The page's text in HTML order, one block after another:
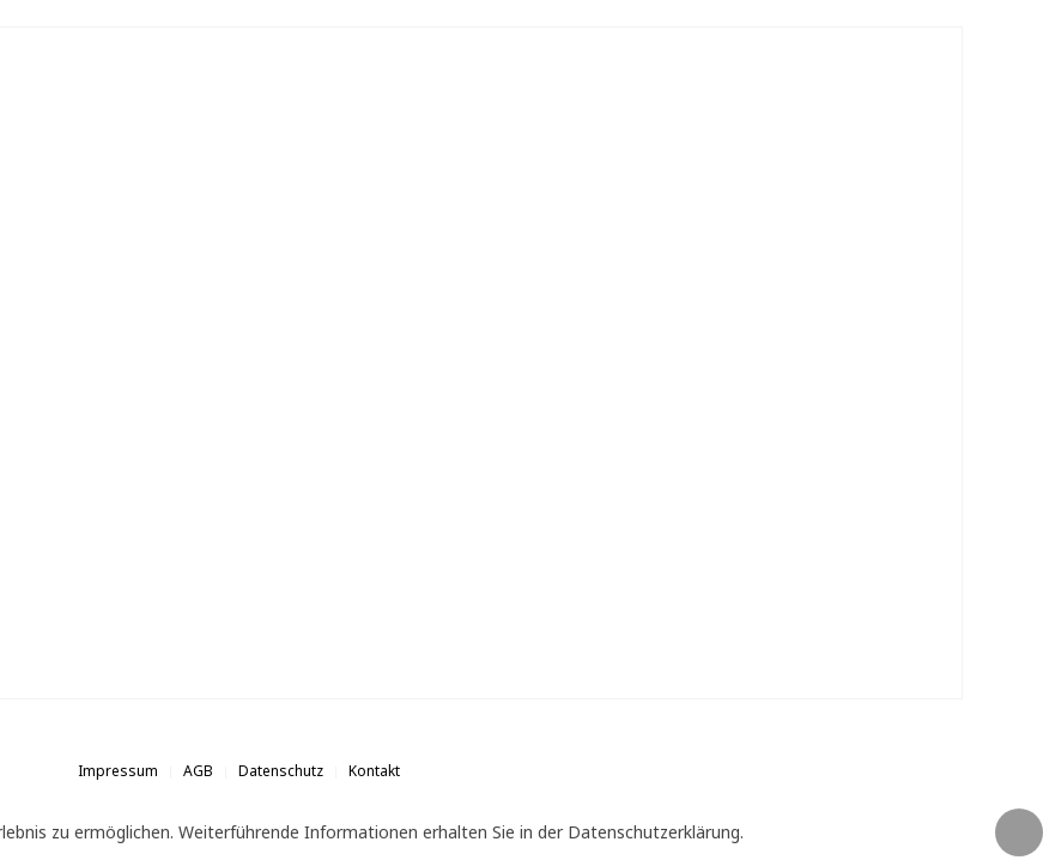
Impressum AGB Datenschutz Kontakt
zu ermöglichen. Weiterführende Informationen erhalten Sie in der Datenschutzerklärung.